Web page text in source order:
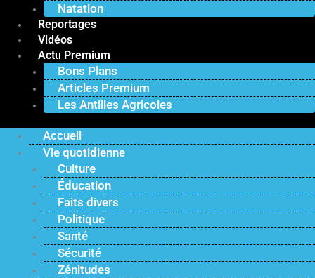
Natation
Reportages
Vidéos
Actu Premium
Bons Plans
Articles Premium
Les Antilles Agricoles
Accueil
Vie quotidienne
Culture
Éducation
Faits divers
Politique
Santé
Sécurité
Zénitudes